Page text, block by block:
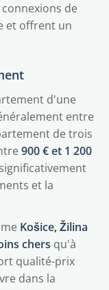
de
et offrent un
d'une
entre
de trois
900 € et 1 200
et la
Košice, Žilina
chers qu'à
qualité-prix
dans la